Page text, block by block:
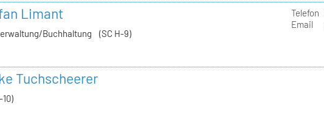
Limant
Buchhaltung (SC H-9)
Telefon
Email
Tuchscheerer
10)